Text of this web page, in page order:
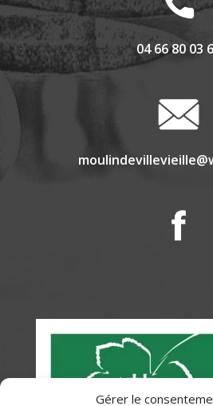
Gérer le
04 66 80 03